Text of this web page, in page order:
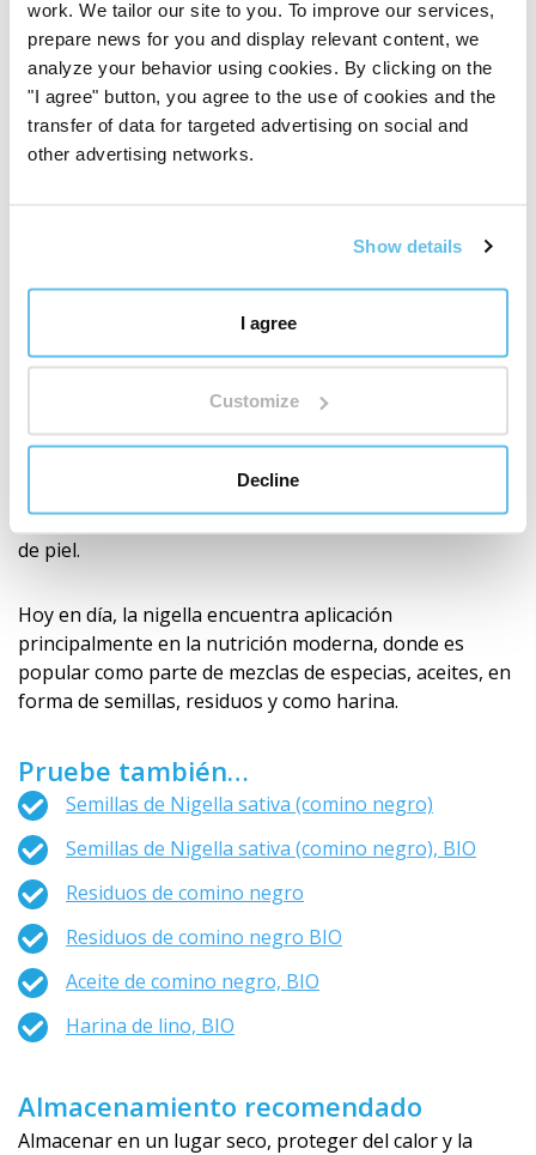
work. We tailor our site to you. To improve our services,
prepare news for you and display relevant content, we
analyze your behavior using cookies. By clicking on the
"I agree" button, you agree to the use of cookies and the
transfer of data for targeted advertising on social and
other advertising networks.
Show details
I agree
Customize
Decline
Comino negro, o semillas de Nigella
sativa
La harina de comino negro BIO se produce mediante el
molido suave de los residuos de las semillas de Nigella
siglos ha tenido su lugar en la cocina tradicional y la
medicina popular.
Sus pequeñas semillas negras, también llamadas
comino negro, ya eran apreciadas por las civilizaciones
antiguas por su sabor distintivo y sus propiedades
beneficiosas para las personas. Tradicionalmente se
articulaciones, resfriados, hinchazón, para apoyar las
vías respiratorias y la digestión, y para problemas
de piel.
Hoy en día, la nigella encuentra aplicación
principalmente en la nutrición moderna, donde es
popular como parte de mezclas de especias, aceites, en
forma de semillas, residuos y como harina.
Pruebe también…
Semillas de Nigella sativa (comino negro)
Semillas de Nigella sativa (comino negro), BIO
Residuos de comino negro
Residuos de comino negro BIO
Aceite de comino negro, BIO
Harina de lino, BIO
Almacenamiento recomendado
Almacenar en un lugar seco, proteger del calor y la